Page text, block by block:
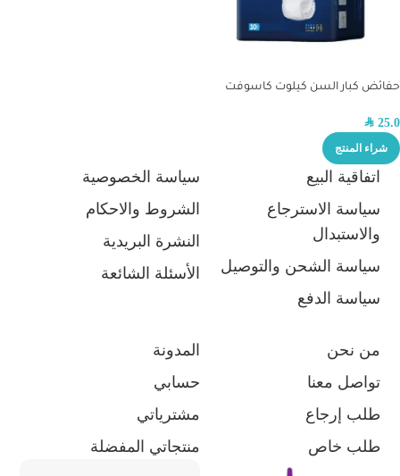
حفائض كبار السن كيلوت كاسوفت
SAR 25.0
شراء المنتج
اتفاقية البيع
سياسة الاسترجاع
والاستبدال
سياسة الشحن والتوصيل
سياسة الدفع
سياسة الخصوصية
الشروط والاحكام
النشرة البريدية
الأسئلة الشائعة
من نحن
تواصل معنا
طلب إرجاع
طلب خاص
المدونة
حسابي
مشترياتي
منتجاتي المفضلة